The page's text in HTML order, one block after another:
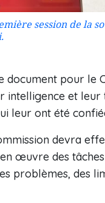
session de la
pour le
intelligence et
leur ont été
devra
œuvre des
problèmes, des